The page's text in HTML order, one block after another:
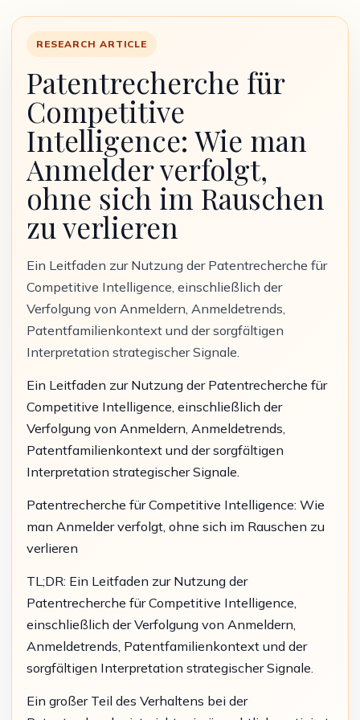
RESEARCH ARTICLE
Patentrecherche für
Competitive
Intelligence: Wie man
Anmelder verfolgt,
ohne sich im Rauschen
zu verlieren
Ein Leitfaden zur Nutzung der Patentrecherche für
Competitive Intelligence, einschließlich der
Verfolgung von Anmeldern, Anmeldetrends,
Patentfamilienkontext und der sorgfältigen
Interpretation strategischer Signale.
Ein Leitfaden zur Nutzung der Patentrecherche für
Competitive Intelligence, einschließlich der
Verfolgung von Anmeldern, Anmeldetrends,
Patentfamilienkontext und der sorgfältigen
Interpretation strategischer Signale.
Patentrecherche für Competitive Intelligence: Wie
man Anmelder verfolgt, ohne sich im Rauschen zu
verlieren
TL;DR: Ein Leitfaden zur Nutzung der
Patentrecherche für Competitive Intelligence,
einschließlich der Verfolgung von Anmeldern,
Anmeldetrends, Patentfamilienkontext und der
sorgfältigen Interpretation strategischer Signale.
Ein großer Teil des Verhaltens bei der